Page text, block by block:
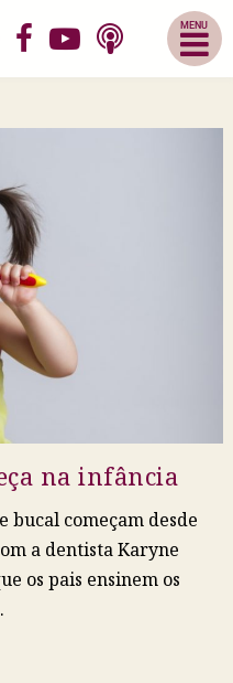
Abrir
Menu
Mobile
na infância
bucal começam desde
a dentista Karyne
os pais ensinem os